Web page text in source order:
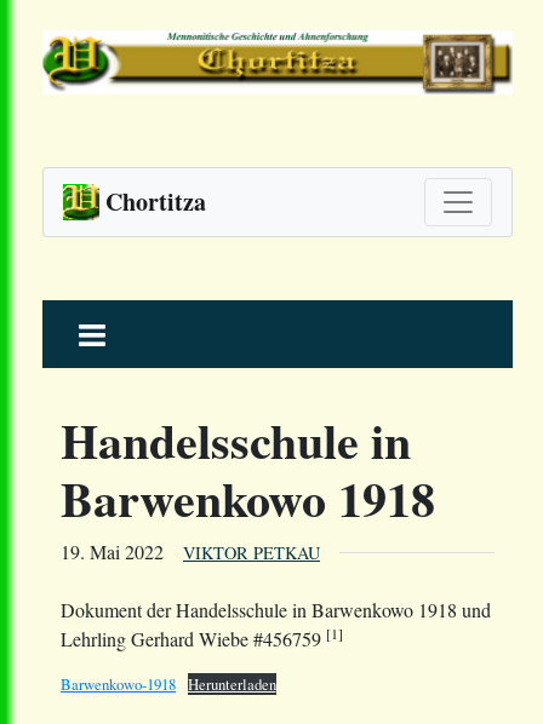
Chortitza
to
Handelsschule in
Barwenkowo 1918
19. Mai 2022 VIKTOR PETKAU
Dokument der Handelsschule in Barwenkowo 1918 und
Lehrling Gerhard Wiebe #456759 [1]
Barwenkowo-1918 Herunterladen